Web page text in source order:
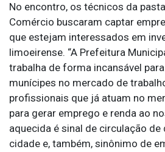
No encontro, os técnicos da
Comércio buscaram captar
que estejam interessados em
limoeirense. “A Prefeitura
trabalha de forma incansável
munícipes no mercado de
profissionais que já atuam no
para gerar emprego e renda ao
aquecida é sinal de circulação de
cidade e, também, sinônimo de